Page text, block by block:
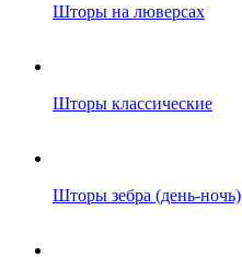
Шторы на люверсах
Шторы классические
Шторы зебра (день-ночь)